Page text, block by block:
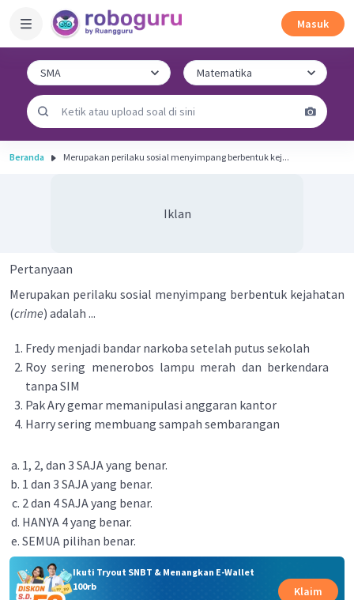
Masuk
Beranda Merupakan perilaku sosial menyimpang berbentuk kej...
Iklan
Pertanyaan
Merupakan perilaku sosial menyimpang berbentuk kejahatan
(crime) adalah ...
Fredy menjadi bandar narkoba setelah putus sekolah
Roy sering menerobos lampu merah dan berkendara
tanpa SIM
Pak Ary gemar memanipulasi anggaran kantor
Harry sering membuang sampah sembarangan
1, 2, dan 3 SAJA yang benar.
1 dan 3 SAJA yang benar.
2 dan 4 SAJA yang benar.
HANYA 4 yang benar.
SEMUA pilihan benar.
Ikuti Tryout SNBT & Menangkan E-Wallet
100rb
Klaim